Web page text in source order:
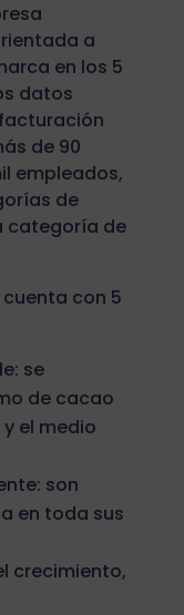
a
en los 5
datos
de 90
empleados,
de
categoría de
con 5
se
de cacao
el medio
son
en toda sus
crecimiento,